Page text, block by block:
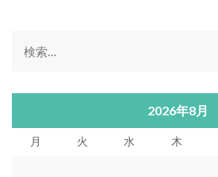
ゲ
シ
ン
検
2026年8月
月 火 水 木